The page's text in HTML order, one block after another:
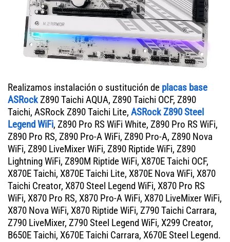
Realizamos instalación o sustitución de placas base
ASRockZ890 Taichi AQUA, Z890 Taichi OCF, Z890
Taichi, ASRock Z890 Taichi Lite, ASRock Z890 Steel
Legend WiFi, Z890 Pro RS WiFi White, Z890 Pro RS WiFi,
Z890 Pro RS, Z890 Pro-A WiFi, Z890 Pro-A, Z890 Nova
WiFi, Z890 LiveMixer WiFi, Z890 Riptide WiFi, Z890
Lightning WiFi, Z890M Riptide WiFi, X870E Taichi OCF,
X870E Taichi, X870E Taichi Lite, X870E Nova WiFi, X870
Taichi Creator, X870 Steel Legend WiFi, X870 Pro RS
WiFi, X870 Pro RS, X870 Pro-A WiFi, X870 LiveMixer WiFi,
X870 Nova WiFi, X870 Riptide WiFi, Z790 Taichi Carrara,
Z790 LiveMixer, Z790 Steel Legend WiFi, X299 Creator,
B650E Taichi, X670E Taichi Carrara, X670E Steel Legend.